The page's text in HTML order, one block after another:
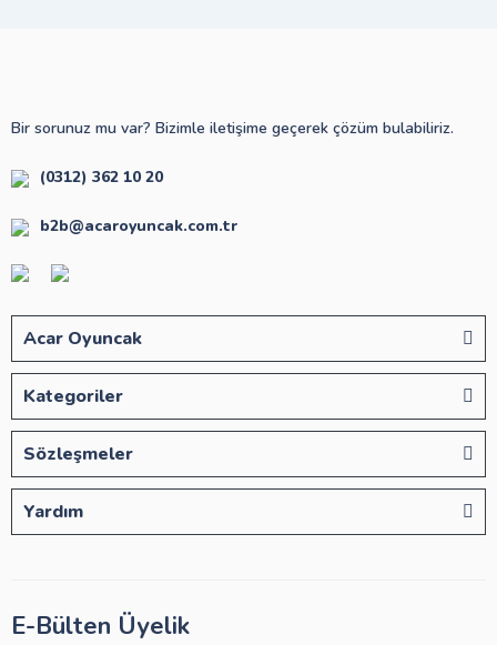
Bir sorunuz mu var? Bizimle iletişime geçerek çözüm bulabiliriz.
(0312) 362 10 20
b2b@acaroyuncak.com.tr
Acar Oyuncak
Kategoriler
Sözleşmeler
Yardım
E-Bülten Üyelik